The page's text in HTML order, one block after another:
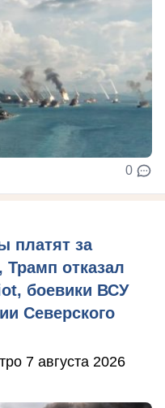
0
платят за
отказал
боевики ВСУ
Северского
7 августа 2026